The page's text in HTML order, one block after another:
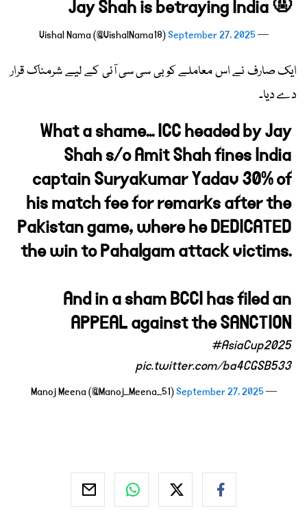
Jay Shah is betraying India 🤬
— Vishal Nama (@VishalNama18)
September 27, 2025
ایک صارف نے اس معاملے کو بی سی سی آئی کے لیے شرمناک قرار
دے دیا۔
What a shame... ICC headed by Jay
Shah s/o Amit Shah fines India
captain Suryakumar Yadav 30% of
his match fee for remarks after the
Pakistan game, where he DEDICATED
the win to Pahalgam attack victims.
And in a sham BCCI has filed an
APPEAL against the SANCTION
#AsiaCup2025
pic.twitter.com/ba4CGSB533
— Manoj Meena (@Manoj_Meena_51)
September 27, 2025